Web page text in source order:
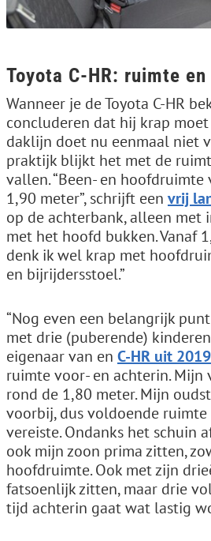
Toyota C-HR: ruimte
Wanneer je de Toyota C-HR
concluderen dat hij krap
daklijn doet nu eenmaal niet
praktijk blijkt het met de
vallen. “Been- en
1,90 meter”, schrijft een vrij
op de achterbank, alleen met
met het hoofd bukken. Vanaf
denk ik wel krap met
en bijrijdersstoel.”
“Nog even een belangrijk
met drie (puberende)
eigenaar van en C-HR uit 2019
ruimte voor- en achterin. Mijn
rond de 1,80 meter. Mijn
voorbij, dus voldoende ruimte
vereiste. Ondanks het schuin
ook mijn zoon prima zitten,
hoofdruimte. Ook met zijn
fatsoenlijk zitten, maar drie
tijd achterin gaat wat lastig